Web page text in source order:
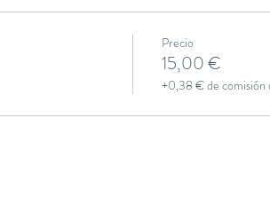
Precio
15,00 €
+0,38 € de comisión